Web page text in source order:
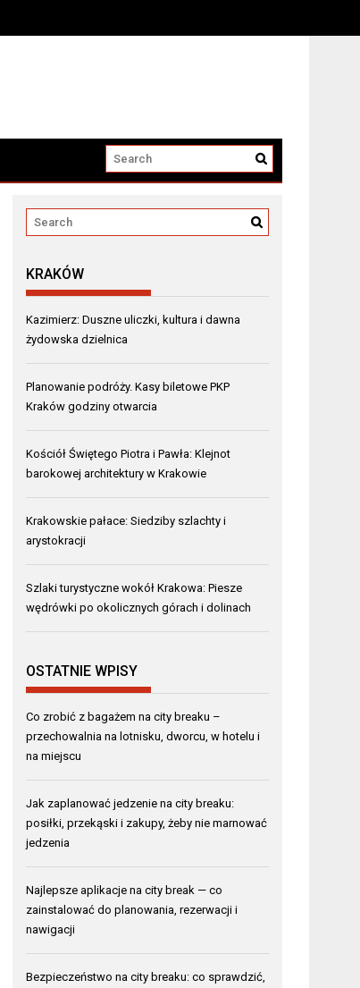
KRAKÓW
Kazimierz: Duszne uliczki, kultura i dawna
żydowska dzielnica
Planowanie podróży. Kasy biletowe PKP
Kraków godziny otwarcia
Kościół Świętego Piotra i Pawła: Klejnot
barokowej architektury w Krakowie
Krakowskie pałace: Siedziby szlachty i
arystokracji
Szlaki turystyczne wokół Krakowa: Piesze
wędrówki po okolicznych górach i dolinach
OSTATNIE WPISY
Co zrobić z bagażem na city breaku –
przechowalnia na lotnisku, dworcu, w hotelu i
na miejscu
Jak zaplanować jedzenie na city breaku:
posiłki, przekąski i zakupy, żeby nie marnować
jedzenia
Najlepsze aplikacje na city break — co
zainstalować do planowania, rezerwacji i
nawigacji
Bezpieczeństwo na city breaku: co sprawdzić,